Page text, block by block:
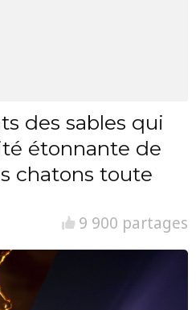
des sables qui
étonnante de
chatons toute
9 900 partages